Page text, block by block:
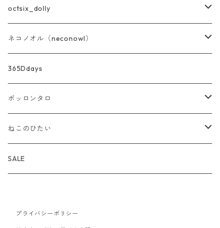
バッグ・ポーチ・布雑貨
ニット
あず灸・ホットピロー
ストーンディフューザー
octsix_dolly
セット
トップス
ボトムス
アウター
バッグ・帽子・靴下・アクセサリー
ネコノオル（neconowl）
バッグ・ポーチ・布雑貨
ホットピロー
ストーンディフューザー
365Ddays
ポッロンタロ
アロマ雑貨
ブレンド精油
精油
my aroma
ねこのひたい
my aroma
SALE
プライバシーポリシー